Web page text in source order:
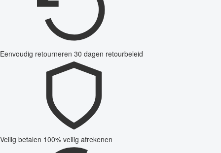
Eenvoudig retourneren 30 dagen retourbeleid
Veilig betalen 100% veilig afrekenen